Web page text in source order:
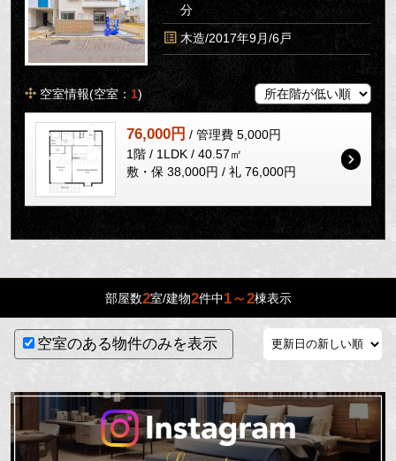
分
木造/2017年9月/6戸
空室情報(空室：1)
76,000円 / 管理費 5,000円
1階 / 1LDK / 40.57㎡
敷・保 38,000円 / 礼 76,000円
部屋数2室/建物2件中1～2棟表示
空室のある物件のみを表示